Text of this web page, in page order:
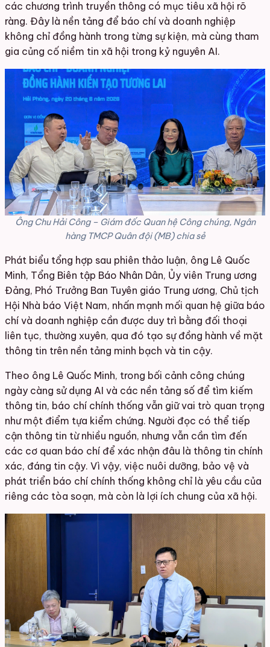
các chương trình truyền thông có mục tiêu xã hội rõ
ràng. Đây là nền tảng để báo chí và doanh nghiệp
không chỉ đồng hành trong từng sự kiện, mà cùng tham
gia củng cố niềm tin xã hội trong kỷ nguyên AI.
Ông Chu Hải Công – Giám đốc Quan hệ Công chúng, Ngân
hàng TMCP Quân đội (MB) chia sẻ
Phát biểu tổng hợp sau phiên thảo luận, ông Lê Quốc
Minh, Tổng Biên tập Báo Nhân Dân, Ủy viên Trung ương
Đảng, Phó Trưởng Ban Tuyên giáo Trung ương, Chủ tịch
Hội Nhà báo Việt Nam, nhấn mạnh mối quan hệ giữa báo
chí và doanh nghiệp cần được duy trì bằng đối thoại
liên tục, thường xuyên, qua đó tạo sự đồng hành về mặt
thông tin trên nền tảng minh bạch và tin cậy.
Theo ông Lê Quốc Minh, trong bối cảnh công chúng
ngày càng sử dụng AI và các nền tảng số để tìm kiếm
thông tin, báo chí chính thống vẫn giữ vai trò quan trọng
như một điểm tựa kiểm chứng. Người đọc có thể tiếp
cận thông tin từ nhiều nguồn, nhưng vẫn cần tìm đến
các cơ quan báo chí để xác nhận đâu là thông tin chính
xác, đáng tin cậy. Vì vậy, việc nuôi dưỡng, bảo vệ và
phát triển báo chí chính thống không chỉ là yêu cầu của
riêng các tòa soạn, mà còn là lợi ích chung của xã hội.